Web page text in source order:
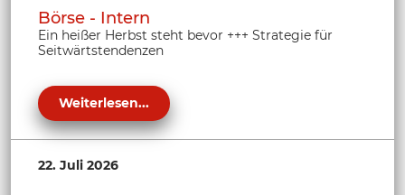
Börse - Intern
Ein heißer Herbst steht bevor +++ Strategie für
Seitwärtstendenzen
Weiterlesen...
22. Juli 2026